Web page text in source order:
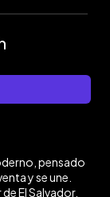
pensado
y se une.
El Salvador.